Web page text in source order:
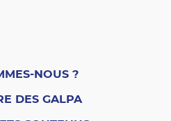
NOUS ?
DES GALPA